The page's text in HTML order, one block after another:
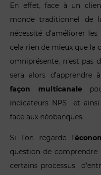
En effet, face à un
monde traditionnel de
nécessité d’améliorer
cela rien de mieux que la
omniprésente, n’est pas
sera alors d’apprendre à
façon multicanale
indicateurs NPS et ainsi
face aux néobanques.
Si l’on regarde l’
question de comprendre
certains processus